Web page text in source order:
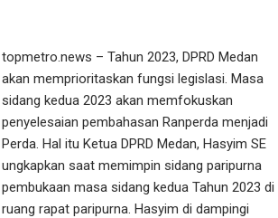
topmetro.news – Tahun 2023, DPRD Medan
akan memprioritaskan fungsi legislasi. Masa
sidang kedua 2023 akan memfokuskan
penyelesaian pembahasan Ranperda menjadi
Perda. Hal itu Ketua DPRD Medan, Hasyim SE
ungkapkan saat memimpin sidang paripurna
pembukaan masa sidang kedua Tahun 2023 di
ruang rapat paripurna. Hasyim di dampingi